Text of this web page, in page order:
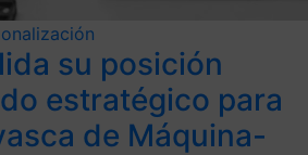
su posición
estratégico para
de Máquina-